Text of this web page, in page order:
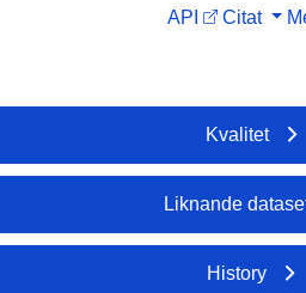
API Citat
Kvalitet
Liknande
History